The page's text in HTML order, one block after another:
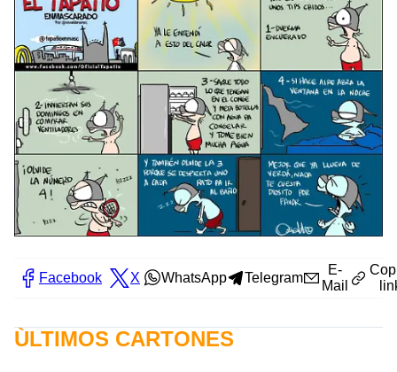
Facebook X WhatsApp Telegram
E-
Mail
ÙLTIMOS CARTONES